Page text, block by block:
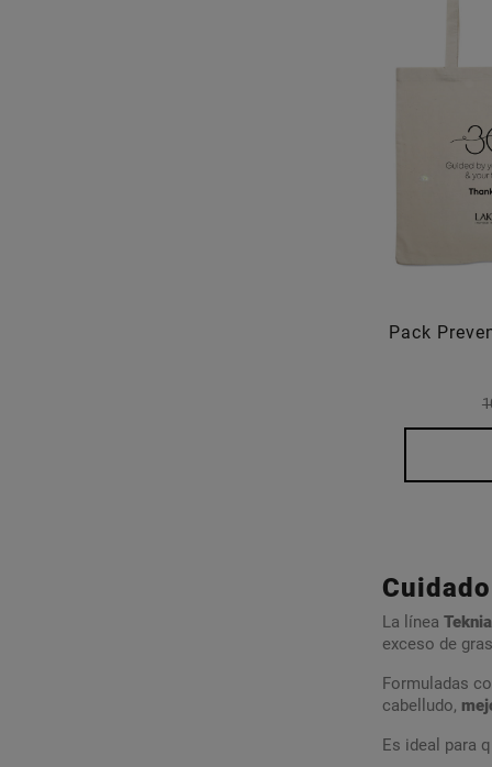
Pack
La línea
exceso de
Formuladas
cabelludo,
Es ideal para